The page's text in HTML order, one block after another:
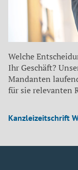
Welche
Ihr Geschäft?
Mandanten
für sie relevanten
Kanzleizeitschrift